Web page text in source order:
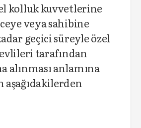
kolluk kuvvetlerine
veya sahibine
geçici süreyle özel
tarafından
alınması anlamına
aşağıdakilerden